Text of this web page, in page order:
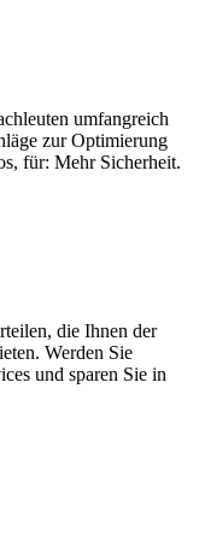
umfangreich
zur Optimierung
für: Mehr Sicherheit.
die Ihnen der
Werden Sie
und sparen Sie in